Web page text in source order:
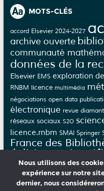
MOTS-CLÉS
accord Elsevier 2024-2027
archive ouverte
communauté
données de la
Elsevier EMS exploration
RNBM licence multimédia
négociations open data
électronique revue diamant
réseaux sociaux S2O
licence.rnbm SMAI Springer
France des
édition
éthique
Nous utilisons des
expérience sur notre
dernier, nous